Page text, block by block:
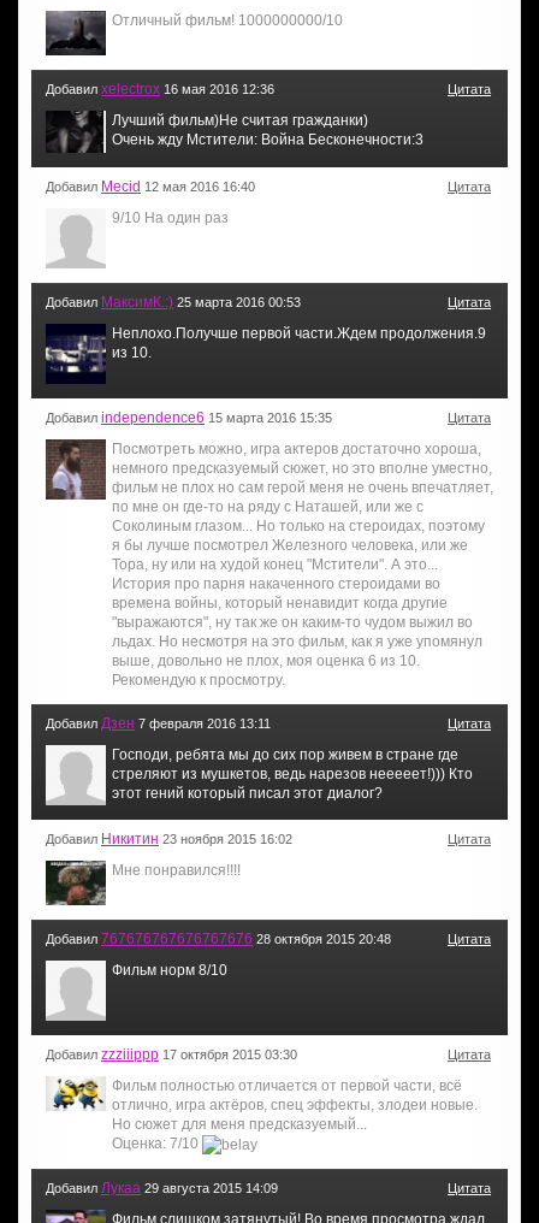
Отличный фильм! 1000000000/10
Добавил xelectrox 16 мая 2016 12:36 Цитата
Лучший фильм)Не считая гражданки)
Очень жду Мстители: Война Бесконечности:3
Добавил Mecid 12 мая 2016 16:40 Цитата
9/10 На один раз
Добавил МаксимК.:) 25 марта 2016 00:53 Цитата
Неплохо.Получше первой части.Ждем продолжения.9
из 10.
Добавил independence6 15 марта 2016 15:35 Цитата
Посмотреть можно, игра актеров достаточно хороша,
немного предсказуемый сюжет, но это вполне уместно,
фильм не плох но сам герой меня не очень впечатляет,
по мне он где-то на ряду с Наташей, или же с
Соколиным глазом... Но только на стероидах, поэтому
я бы лучше посмотрел Железного человека, или же
Тора, ну или на худой конец "Мстители". А это...
История про парня накаченного стероидами во
времена войны, который ненавидит когда другие
"выражаются", ну так же он каким-то чудом выжил во
льдах. Но несмотря на это фильм, как я уже упомянул
выше, довольно не плох, моя оценка 6 из 10.
Рекомендую к просмотру.
Добавил Дзен 7 февраля 2016 13:11 Цитата
Господи, ребята мы до сих пор живем в стране где
стреляют из мушкетов, ведь нарезов нееееет!))) Кто
этот гений который писал этот диалог?
Добавил Никитин 23 ноября 2015 16:02 Цитата
Мне понравился!!!!
Добавил 767676767676767676 28 октября 2015 20:48 Цитата
Фильм норм 8/10
Добавил zzziiippp 17 октября 2015 03:30 Цитата
Фильм полностью отличается от первой части, всё
отлично, игра актёров, спец эффекты, злодеи новые.
Но сюжет для меня предсказуемый...
Оценка: 7/10
Добавил Лукаа 29 августа 2015 14:09 Цитата
Фильм слишком затянутый! Во время просмотра ждал